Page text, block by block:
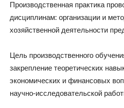
Производственная практика
дисциплинам: организации и
хозяйственной деятельности
Цель производственного
закрепление теоретических
экономических и финансовых
научно-исследовательской